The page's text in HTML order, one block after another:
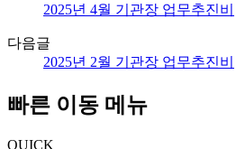
2025년 4월 기관장 업무추진비
다음글
2025년 2월 기관장 업무추진비
빠른 이동 메뉴
QUICK